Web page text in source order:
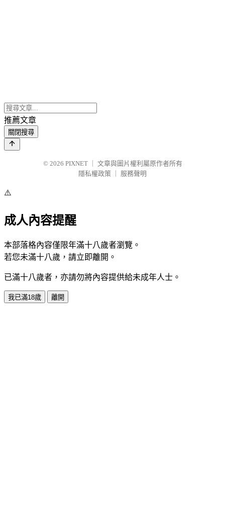
推薦文章
關閉搜尋
© 2026 PIXNET
文章與圖片權利屬原作者所有
隱私權政策
服務聲明
⚠️
成人內容提醒
本部落格內容僅限年滿十八歲者瀏覽。
若您未滿十八歲，請立即離開。
已滿十八歲者，亦請勿將內容提供給未成年人士。
我已滿18歲 離開